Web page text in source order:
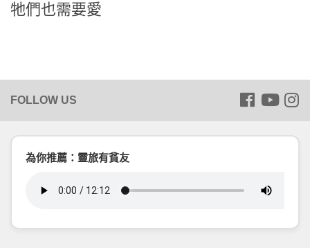
牠們也需要愛
為你推薦：靈旅有貧友